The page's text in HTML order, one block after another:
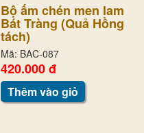
Bộ ấm chén men lam
Bát Tràng (Quả Hồng
tách)
Mã: BAC-087
420.000 đ
Thêm vào giỏ